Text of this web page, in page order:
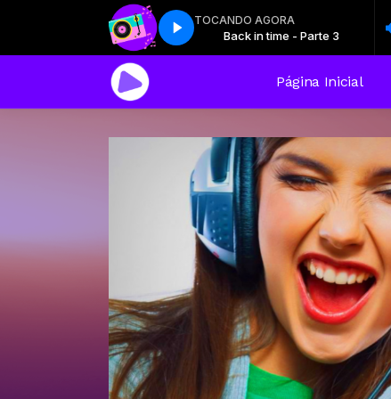
TOCANDO AGORA
Back in time - Parte 3 Back in time - Parte 3
Página Inicial